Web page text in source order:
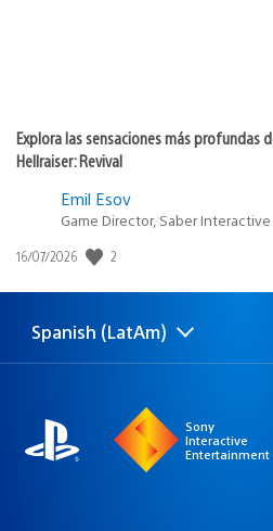
Explora las sensaciones más profundas
Hellraiser: Revival
Emil Esov
Game Director, Saber Interactive
Fecha
publicación:
16/07/2026 2
Elige
una
Región
actual:
Spanish (LatAm)
Sony
Interactive
Entertainment